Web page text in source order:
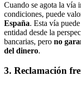
Cuando se agota la vía
condiciones, puede
España. Esta vía
entidad desde la
bancarias, pero no
del dinero.
3. Reclamación